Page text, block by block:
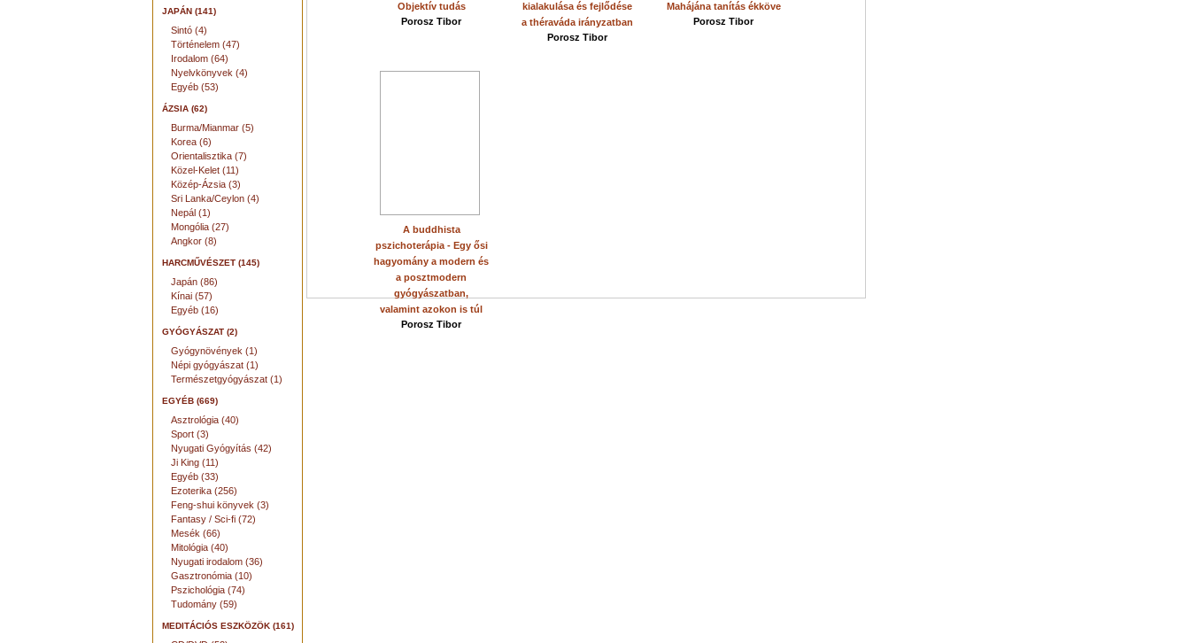
JAPÁN (141)
Sintó (4)
Történelem (47)
Irodalom (64)
Nyelvkönyvek (4)
Egyéb (53)
ÁZSIA (62)
Burma/Mianmar (5)
Korea (6)
Orientalisztika (7)
Közel-Kelet (11)
Közép-Ázsia (3)
Sri Lanka/Ceylon (4)
Nepál (1)
Mongólia (27)
Angkor (8)
HARCMŰVÉSZET (145)
Japán (86)
Kínai (57)
Egyéb (16)
GYÓGYÁSZAT (2)
Gyógynövények (1)
Népi gyógyászat (1)
Természetgyógyászat (1)
EGYÉB (669)
Asztrológia (40)
Sport (3)
Nyugati Gyógyítás (42)
Ji King (11)
Egyéb (33)
Ezoterika (256)
Feng-shui könyvek (3)
Fantasy / Sci-fi (72)
Mesék (66)
Mitológia (40)
Nyugati irodalom (36)
Gasztronómia (10)
Pszichológia (74)
Tudomány (59)
MEDITÁCIÓS ESZKÖZÖK (161)
Objektív tudás
Porosz Tibor
kialakulása és fejlődése
a théraváda irányzatban
Porosz Tibor
Mahájána tanítás ékköve
Porosz Tibor
A buddhista
pszichoterápia - Egy ősi
hagyomány a modern és
a posztmodern
gyógyászatban,
valamint azokon is túl
Porosz Tibor